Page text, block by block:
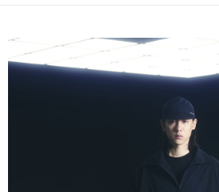
每筆NT$60，滿NT$1,500(含以上)免運費
順豐速運宅配
每筆NT$100，滿NT$2,000(含以上)免運費